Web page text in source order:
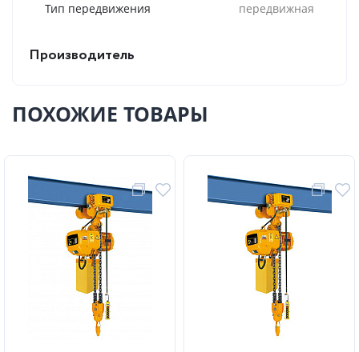
Тип передвижения
передвижная
Производитель
ПОХОЖИЕ ТОВАРЫ